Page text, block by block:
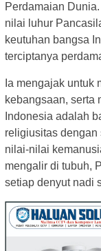
Perdamaian
nilai luhur
keutuhan bangsa
terciptanya
Ia mengajak untuk
kebangsaan, serta
Indonesia adalah
religiusitas dengan
nilai-nilai
mengalir di tubuh,
setiap denyut nadi